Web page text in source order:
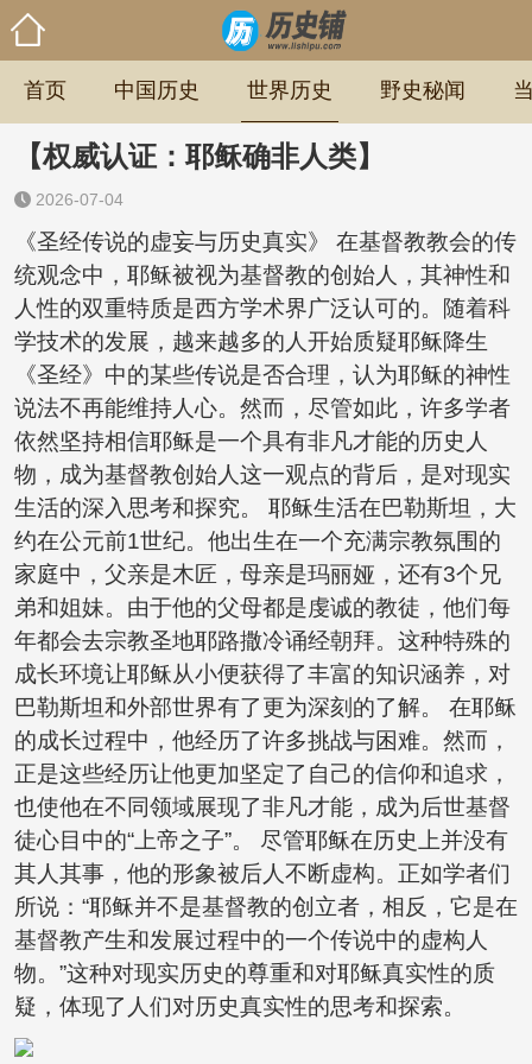
首页 中国历史 世界历史 野史秘闻
【权威认证：耶稣确非人类】
2026-07-04
《圣经传说的虚妄与历史真实》 在基督教教会的传
统观念中，耶稣被视为基督教的创始人，其神性和
人性的双重特质是西方学术界广泛认可的。随着科
学技术的发展，越来越多的人开始质疑耶稣降生
《圣经》中的某些传说是否合理，认为耶稣的神性
说法不再能维持人心。然而，尽管如此，许多学者
依然坚持相信耶稣是一个具有非凡才能的历史人
物，成为基督教创始人这一观点的背后，是对现实
生活的深入思考和探究。 耶稣生活在巴勒斯坦，大
约在公元前1世纪。他出生在一个充满宗教氛围的
家庭中，父亲是木匠，母亲是玛丽娅，还有3个兄
弟和姐妹。由于他的父母都是虔诚的教徒，他们每
年都会去宗教圣地耶路撒冷诵经朝拜。这种特殊的
成长环境让耶稣从小便获得了丰富的知识涵养，对
巴勒斯坦和外部世界有了更为深刻的了解。 在耶稣
的成长过程中，他经历了许多挑战与困难。然而，
正是这些经历让他更加坚定了自己的信仰和追求，
也使他在不同领域展现了非凡才能，成为后世基督
徒心目中的“上帝之子”。 尽管耶稣在历史上并没有
其人其事，他的形象被后人不断虚构。正如学者们
所说：“耶稣并不是基督教的创立者，相反，它是在
基督教产生和发展过程中的一个传说中的虚构人
物。”这种对现实历史的尊重和对耶稣真实性的质
疑，体现了人们对历史真实性的思考和探索。